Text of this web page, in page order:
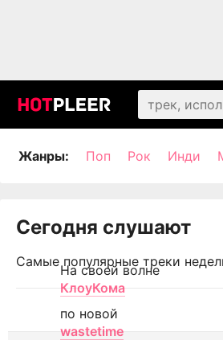
Жанры: Поп Рок Инди
Сегодня слушают
Самые популярные треки
На своей волне
КлоуКома
по новой
wastetime